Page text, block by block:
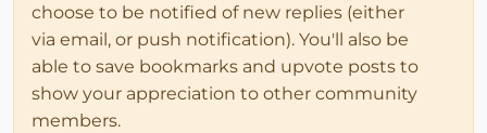
choose to be notified of new replies (either
via email, or push notification). You'll also be
able to save bookmarks and upvote posts to
show your appreciation to other community
members.